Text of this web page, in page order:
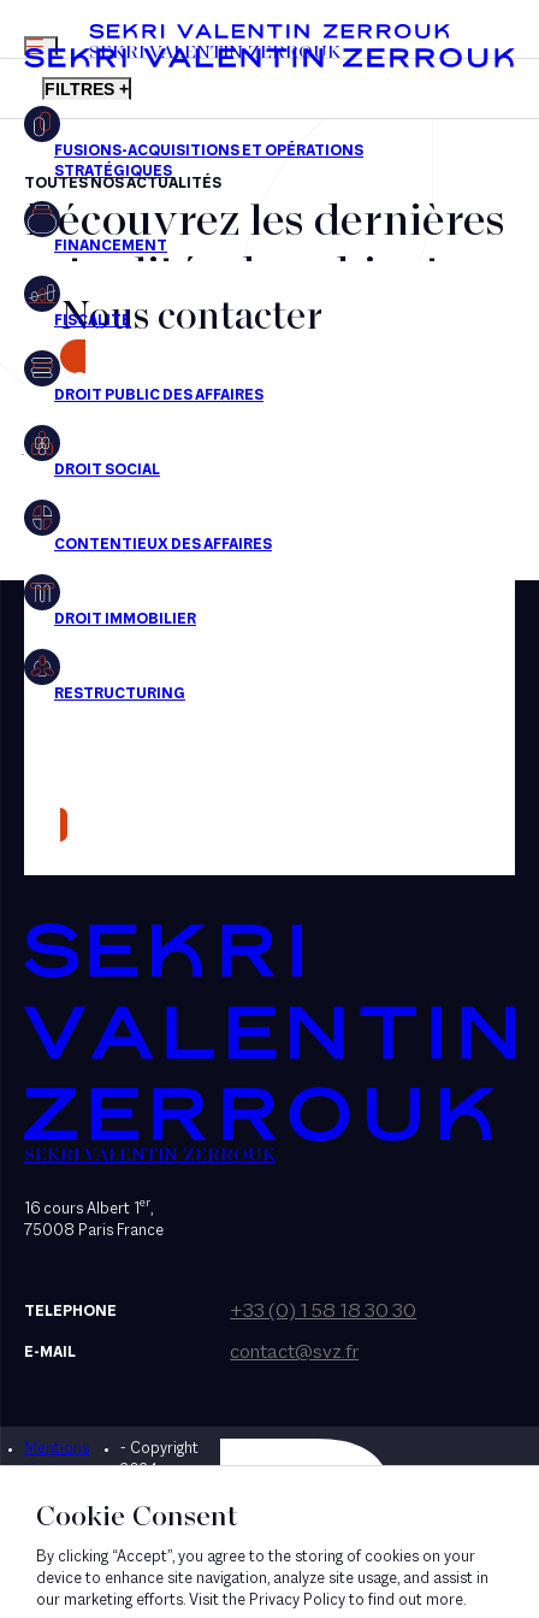
FR EN
MENU
SEKRI VALENTIN ZERROUK
FILTRES +
Fusions-acquisitions et opérations stratégiques
Financement
Fiscalité
Droit public des affaires
Droit social
Droit immobilier
Restructuring
Presse
TOUTES NOS ACTUALITÉS
Découvrez les dernières
actualités du cabinet,
nos récompenses et nos
transactions, jour après
jour
Aucun résultats pour cette recherche
Nous contacter
SEKRI VALENTIN ZERROUK
16 cours Albert 1er,
75008 Paris France
TELEPHONE +33 (0) 1 58 18 30 30
E-MAIL contact@svz.fr
Mentions
légales
- Copyright
2024
Designed by Bonhomme
Cookie Consent
By clicking “Accept”, you agree to the storing of cookies on your
device to enhance site navigation, analyze site usage, and assist in
our marketing efforts. Visit the Privacy Policy to find out more.